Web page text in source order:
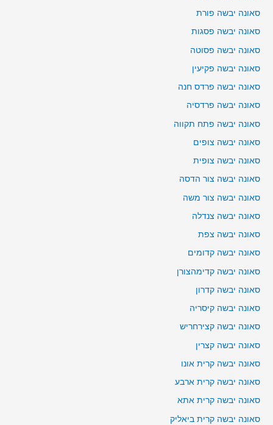
סאונה יבשה פורת
סאונה יבשה פסגות
סאונה יבשה פסוטה
סאונה יבשה פקיעין
סאונה יבשה פרדס חנה
סאונה יבשה פרדסיה
סאונה יבשה פתח תקווה
סאונה יבשה צופים
סאונה יבשה צופית
סאונה יבשה צור הדסה
סאונה יבשה צור משה
סאונה יבשה צנדלה
סאונה יבשה צפת
סאונה יבשה קדומים
סאונה יבשה קדימהצורן
סאונה יבשה קדרון
סאונה יבשה קיסריה
סאונה יבשה קצירחריש
סאונה יבשה קצרין
סאונה יבשה קרית אונו
סאונה יבשה קרית ארבע
סאונה יבשה קרית אתא
סאונה יבשה קרית ביאליק